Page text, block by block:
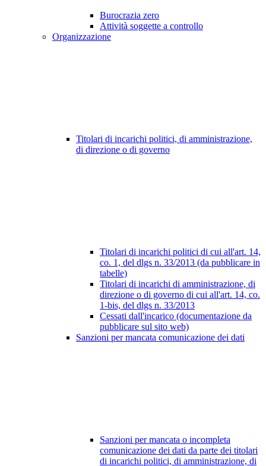
Burocrazia zero
Attività soggette a controllo
Organizzazione
Titolari di incarichi politici, di amministrazione,
di direzione o di governo
Titolari di incarichi politici di cui all'art. 14,
co. 1, del dlgs n. 33/2013 (da pubblicare in
tabelle)
Titolari di incarichi di amministrazione, di
direzione o di governo di cui all'art. 14, co.
1-bis, del dlgs n. 33/2013
Cessati dall'incarico (documentazione da
pubblicare sul sito web)
Sanzioni per mancata comunicazione dei dati
Sanzioni per mancata o incompleta
comunicazione dei dati da parte dei titolari
di incarichi politici, di amministrazione, di